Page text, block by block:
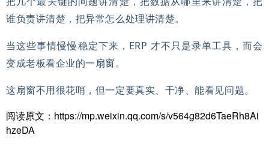
谁负责讲清楚，把异常怎么处理讲清楚。
当这些事情慢慢稳定下来，ERP 才不只是录单工具，而会
变成老板看企业的一扇窗。
这扇窗不用很花哨，但一定要真实、干净、能看见问题。
阅读原文：https://mp.weixin.qq.com/s/v564g82d6TaeRh8Ai
hzeDA